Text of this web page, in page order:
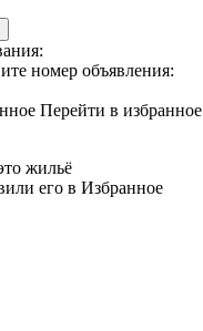
номер объявления:
Перейти в избранное
жильё
его в Избранное